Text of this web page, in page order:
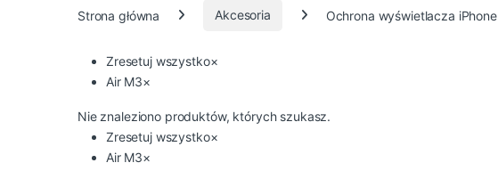
Strona główna Akcesoria Ochrona wyświetlacza iPhone
Zresetuj wszystko×
Air M3×
Nie znaleziono produktów, których szukasz.
Zresetuj wszystko×
Air M3×